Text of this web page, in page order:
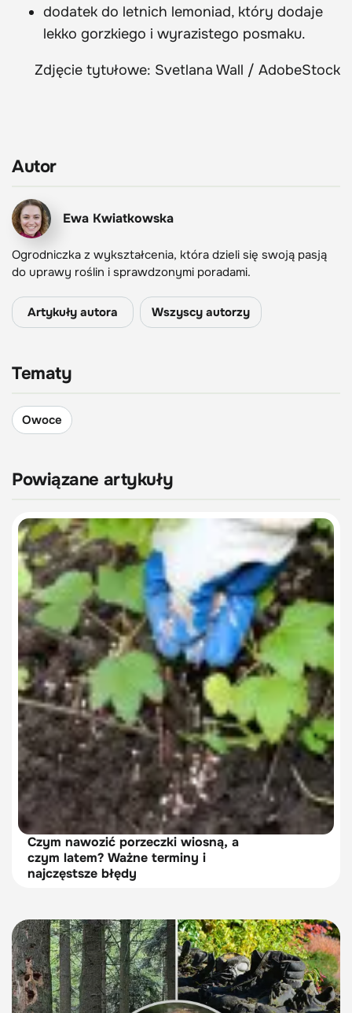
dodatek do letnich lemoniad, który dodaje
lekko gorzkiego i wyrazistego posmaku.
Zdjęcie tytułowe: Svetlana Wall / AdobeStock
Autor
Ewa Kwiatkowska
Ogrodniczka z wykształcenia, która dzieli się swoją pasją
do uprawy roślin i sprawdzonymi poradami.
Artykuły autora Wszyscy autorzy
Tematy
Owoce
Powiązane artykuły
Czym nawozić porzeczki wiosną, a
czym latem? Ważne terminy i
najczęstsze błędy